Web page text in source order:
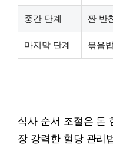
중간 단계 짠 반
마지막 단계 볶음
식사 순서 조절은 돈
장 강력한 혈당 관리